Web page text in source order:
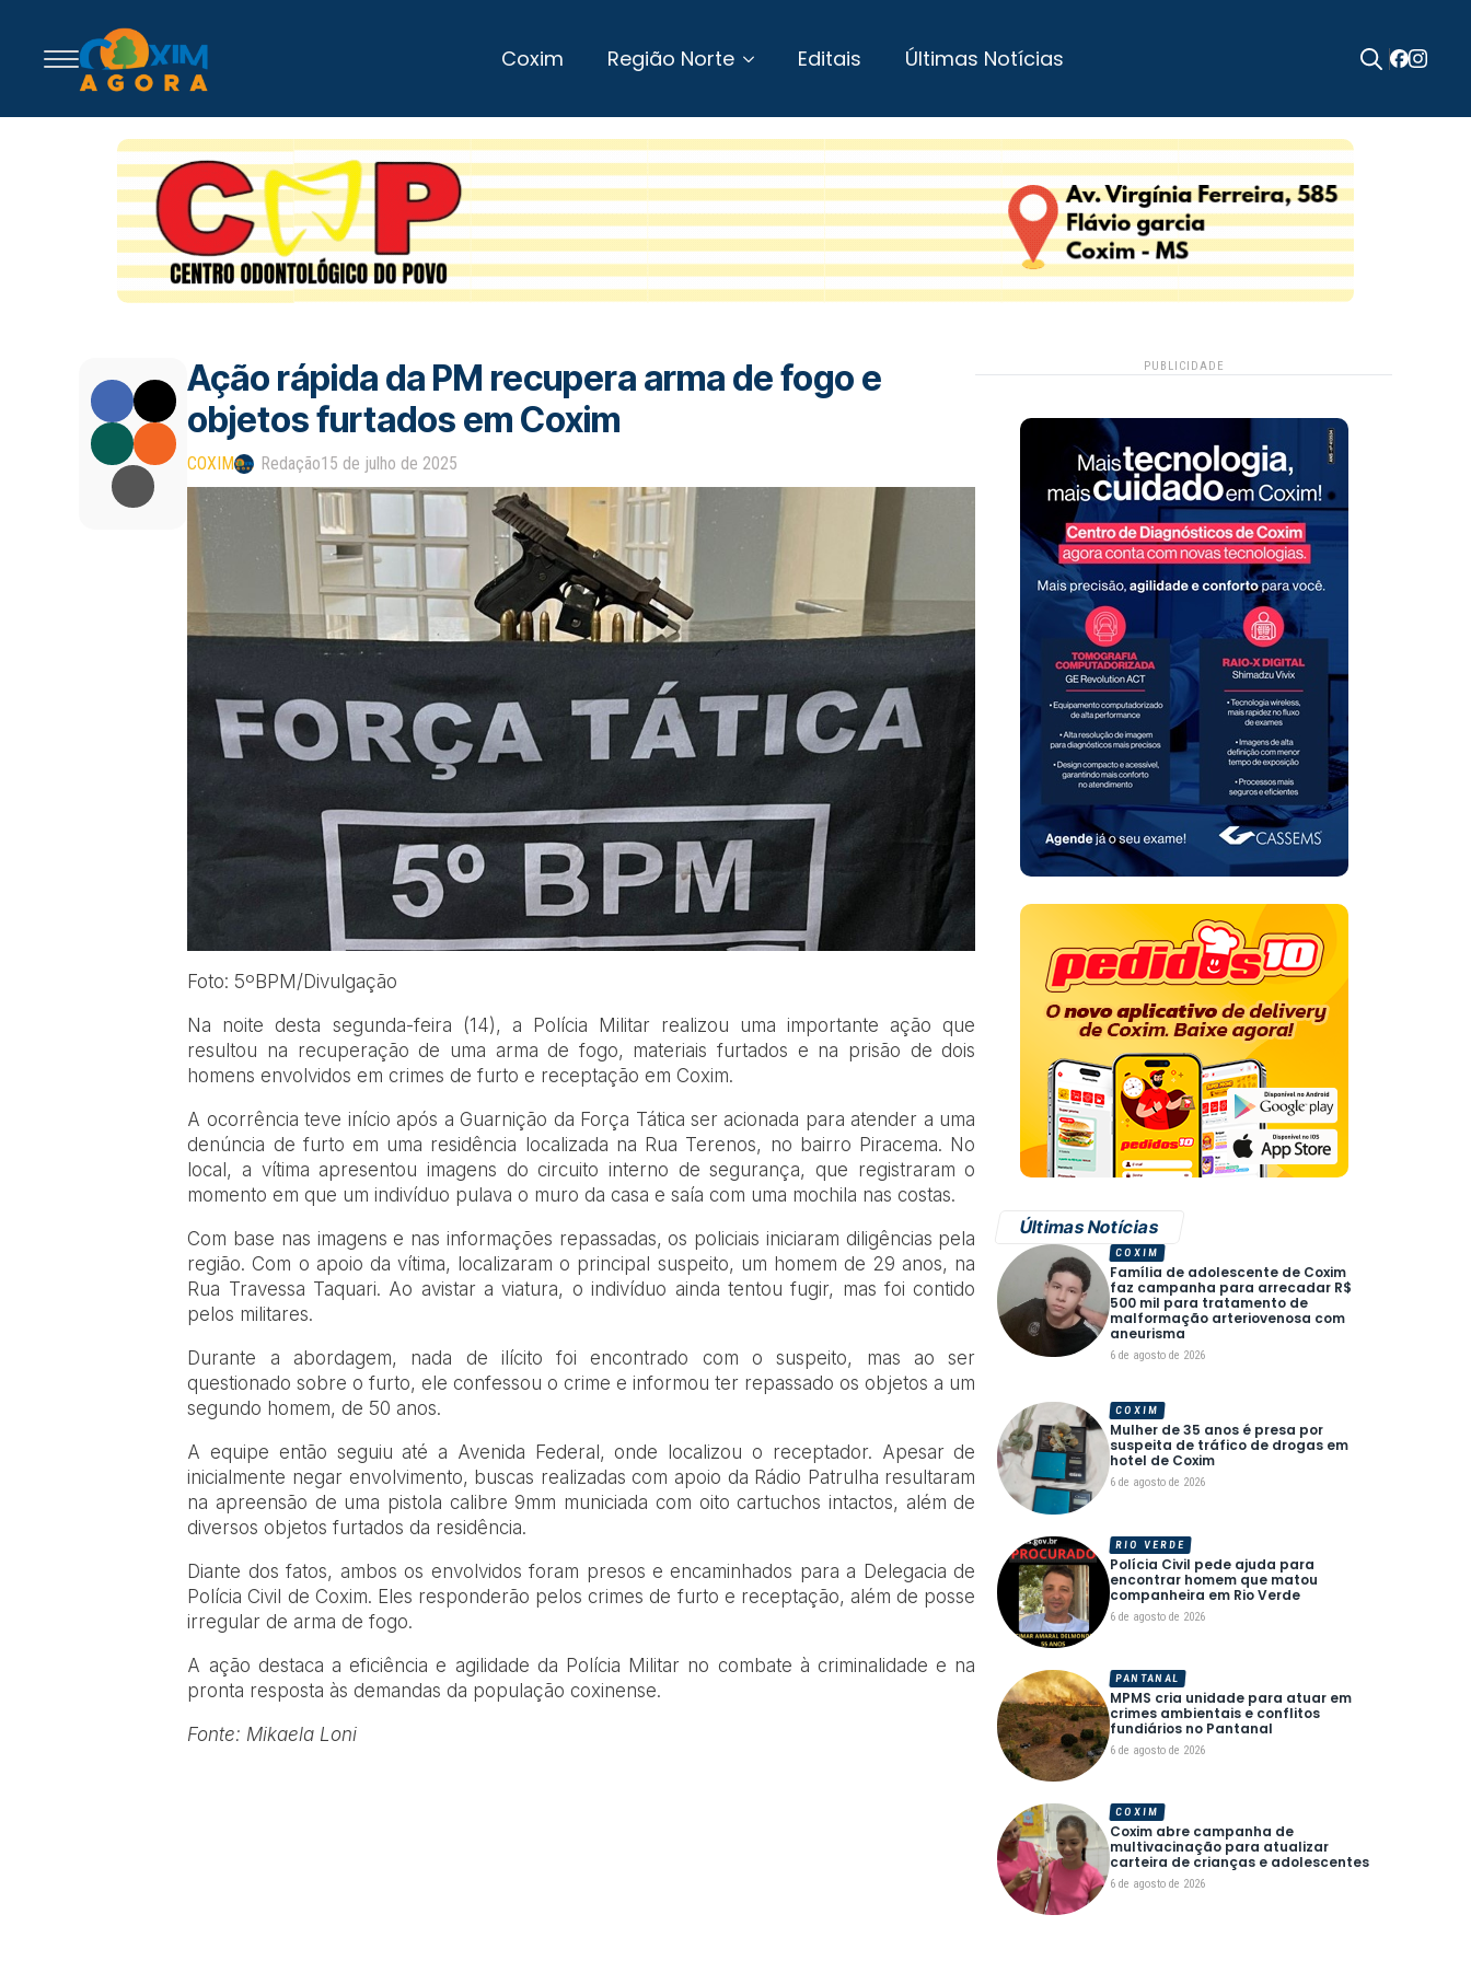
Coxim Região Norte Editais Últimas Notícias
Ação rápida da PM recupera arma de fogo e
objetos furtados em Coxim
COXIM Redação15 de julho de 2025
Foto: 5ºBPM/Divulgação
Na noite desta segunda-feira (14), a Polícia Militar realizou uma importante ação que
resultou na recuperação de uma arma de fogo, materiais furtados e na prisão de dois
homens envolvidos em crimes de furto e receptação em Coxim.
A ocorrência teve início após a Guarnição da Força Tática ser acionada para atender a uma
denúncia de furto em uma residência localizada na Rua Terenos, no bairro Piracema. No
local, a vítima apresentou imagens do circuito interno de segurança, que registraram o
momento em que um indivíduo pulava o muro da casa e saía com uma mochila nas costas.
Com base nas imagens e nas informações repassadas, os policiais iniciaram diligências pela
região. Com o apoio da vítima, localizaram o principal suspeito, um homem de 29 anos, na
Rua Travessa Taquari. Ao avistar a viatura, o indivíduo ainda tentou fugir, mas foi contido
pelos militares.
Durante a abordagem, nada de ilícito foi encontrado com o suspeito, mas ao ser
questionado sobre o furto, ele confessou o crime e informou ter repassado os objetos a um
segundo homem, de 50 anos.
A equipe então seguiu até a Avenida Federal, onde localizou o receptador. Apesar de
inicialmente negar envolvimento, buscas realizadas com apoio da Rádio Patrulha resultaram
na apreensão de uma pistola calibre 9mm municiada com oito cartuchos intactos, além de
diversos objetos furtados da residência.
Diante dos fatos, ambos os envolvidos foram presos e encaminhados para a Delegacia de
Polícia Civil de Coxim. Eles responderão pelos crimes de furto e receptação, além de posse
irregular de arma de fogo.
A ação destaca a eficiência e agilidade da Polícia Militar no combate à criminalidade e na
pronta resposta às demandas da população coxinense.
Fonte: Mikaela Loni
PUBLICIDADE
Últimas Notícias
Família de adolescente de Coxim
faz campanha para arrecadar R$
500 mil para tratamento de
malformação arteriovenosa com
aneurisma
6 de agosto de 2026
COXIM
Mulher de 35 anos é presa por
suspeita de tráfico de drogas em
hotel de Coxim
6 de agosto de 2026
COXIM
Polícia Civil pede ajuda para
encontrar homem que matou
companheira em Rio Verde
6 de agosto de 2026
RIO VERDE
MPMS cria unidade para atuar em
crimes ambientais e conflitos
fundiários no Pantanal
6 de agosto de 2026
PANTANAL
Coxim abre campanha de
multivacinação para atualizar
carteira de crianças e adolescentes
6 de agosto de 2026
COXIM